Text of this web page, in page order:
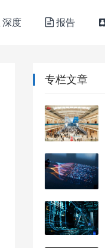
深度 报告
专栏文章